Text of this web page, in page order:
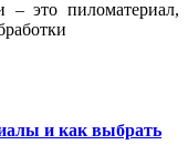
– это пиломатериал,
и как выбрать